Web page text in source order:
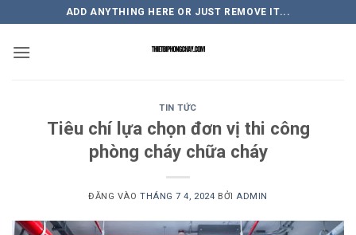
qua
nội
ADD ANYTHING HERE OR JUST REMOVE IT...
TIN TỨC
Tiêu chí lựa chọn đơn vị thi công
phòng cháy chữa cháy
ĐĂNG VÀO THÁNG 7 4, 2024 BỞI ADMIN